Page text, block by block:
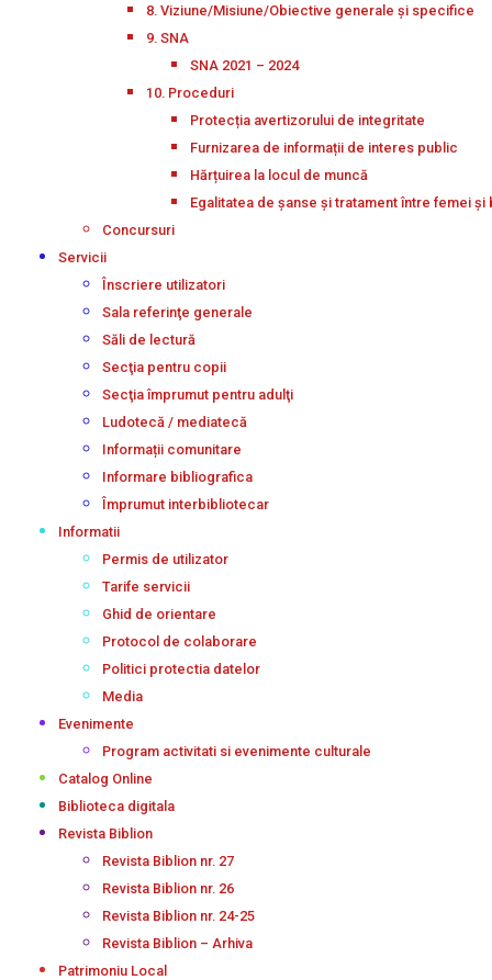
8. Viziune/Misiune/Obiective generale și specifice
9. SNA
SNA 2021 – 2024
10. Proceduri
Protecția avertizorului de integritate
Furnizarea de informații de interes public
Hărțuirea la locul de muncă
Egalitatea de șanse și tratament între femei și
Concursuri
Servicii
Înscriere utilizatori
Sala referinţe generale
Săli de lectură
Secţia pentru copii
Secţia împrumut pentru adulţi
Ludotecă / mediatecă
Informații comunitare
Informare bibliografica
Împrumut interbibliotecar
Informatii
Permis de utilizator
Tarife servicii
Ghid de orientare
Protocol de colaborare
Politici protectia datelor
Media
Evenimente
Program activitati si evenimente culturale
Catalog Online
Biblioteca digitala
Revista Biblion
Revista Biblion nr. 27
Revista Biblion nr. 26
Revista Biblion nr. 24-25
Revista Biblion – Arhiva
Patrimoniu Local